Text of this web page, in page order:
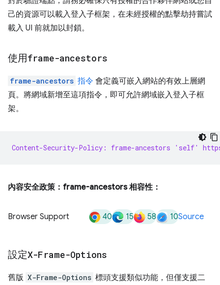
己的資源可以載入登入子框架，在未經授權的點擊劫持嘗試
載入 UI 前就加以封鎖。
使用frame-ancestors
frame-ancestors 指令 會定義可嵌入網站的有效上層網
頁。將網域新增至這項指令，即可允許網域嵌入登入子框
架。
Content-Security-Policy: frame-ancestors 'self'
內容安全政策：frame-ancestors 相容性：
Browser Support 40 15 58 10Source
設定X-Frame-Options
舊版 X-Frame-Options 標頭支援類似功能，但僅支援二